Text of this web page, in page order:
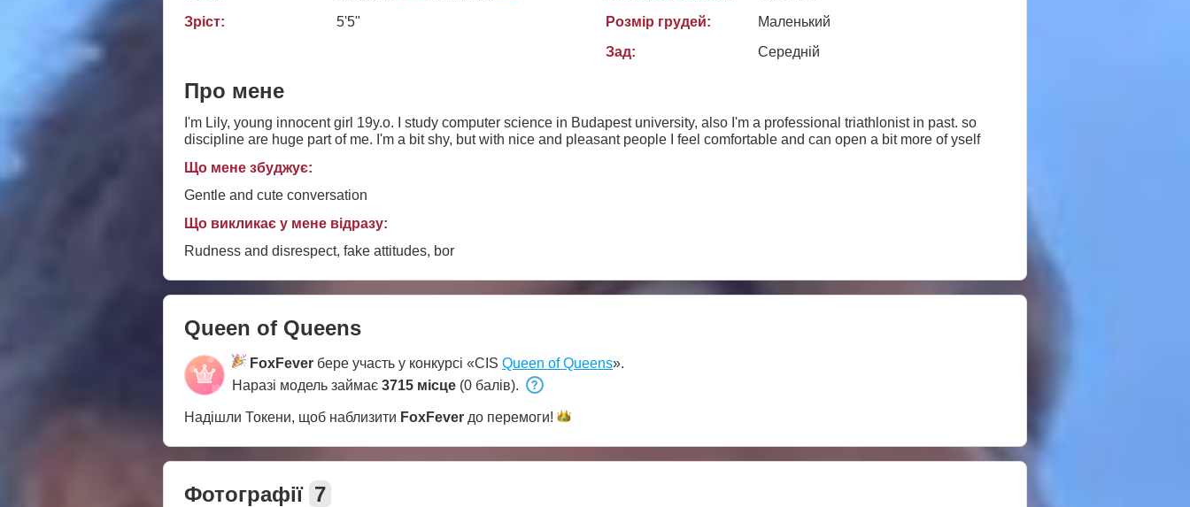
Зріст: 5'5"
Розмір грудей:
Маленький
Зад:
Середній
Про мене
I'm Lily, young innocent girl 19y.o. I study computer science in Budapest university, also I'm a professional triathlonist in past. so
discipline are huge part of me. I'm a bit shy, but with nice and pleasant people I feel comfortable and can open a bit more of yself
Що мене збуджує:
Gentle and cute conversation
Що викликає у мене відразу:
Rudness and disrespect, fake attitudes, bor
Queen of Queens
FoxFever бере участь у конкурсі «CIS Queen of Queens».
Наразі модель займає 3715 місце (0 балів).
Надішли Токени, щоб наблизити FoxFever до перемоги!
Фотографії 7